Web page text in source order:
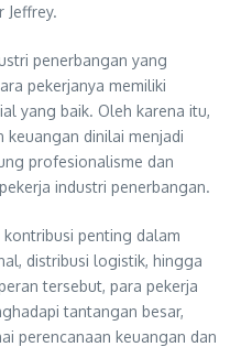
Jeffrey.
penerbangan yang
pekerjanya memiliki
yang baik. Oleh karena itu,
keuangan dinilai menjadi
profesionalisme dan
industri penerbangan.
kontribusi penting dalam
distribusi logistik, hingga
tersebut, para pekerja
tantangan besar,
perencanaan keuangan dan